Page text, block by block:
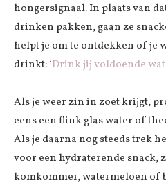
hongersignaal. In plaats van
drinken pakken, gaan ze
helpt je om te ontdekken of je
drinkt: ‘Drink jij voldoende
Als je weer zin in zoet krijgt,
eens een flink glas water of
Als je daarna nog steeds trek
voor een hydraterende snack,
komkommer, watermeloen of